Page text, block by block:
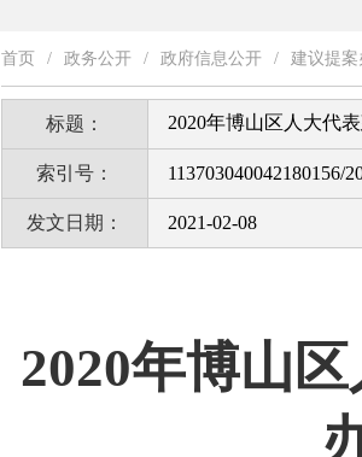
首页 / 政务公开 / 政府信息公开 / 建议提案
标题： 2020年博山区人大代
索引号： 113703040042180156/
发文日期： 2021-02-08
2020年博山